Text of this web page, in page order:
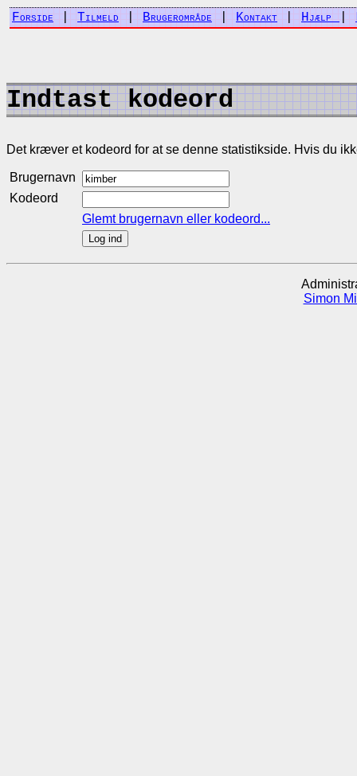
Forside Tilmeld Brugerområde Kontakt Hjælp
Indtast kodeord
Det kræver et kodeord for at se denne statistikside. Hvis du
Brugernavn
Kodeord
Glemt brugernavn eller kodeord...
Simon